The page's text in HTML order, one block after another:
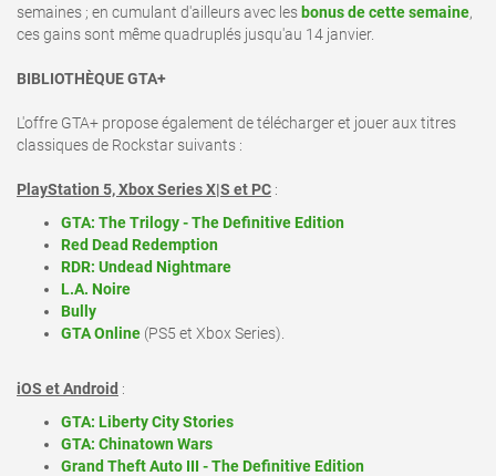
semaines ; en cumulant d'ailleurs avec les bonus de cette semaine,
ces gains sont même quadruplés jusqu'au 14 janvier.
BIBLIOTHÈQUE GTA+
L'offre GTA+ propose également de télécharger et jouer aux titres
classiques de Rockstar suivants :
PlayStation 5, Xbox Series X|S et PC :
GTA: The Trilogy - The Definitive Edition
Red Dead Redemption
RDR: Undead Nightmare
L.A. Noire
Bully
GTA Online (PS5 et Xbox Series).
iOS et Android :
GTA: Liberty City Stories
GTA: Chinatown Wars
Grand Theft Auto III - The Definitive Edition